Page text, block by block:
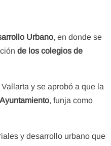
Urbano, en donde se
de los colegios de
y se aprobó a que la
, funja como
y desarrollo urbano que